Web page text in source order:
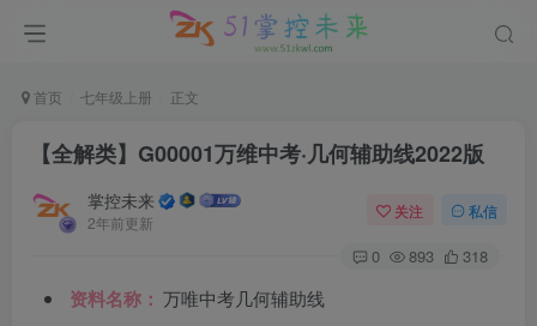
首页 七年级上册 正文
【全解类】G00001万维中考·几何辅助线2022版
掌控未来
2年前更新
关注 私信
0 893 318
资料名称： 万唯中考几何辅助线